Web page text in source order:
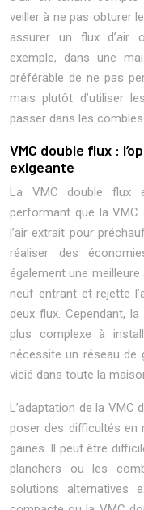
veiller à ne pas obturer
assurer un flux d’air
exemple, dans une
préférable de ne pas
mais plutôt d’utiliser
passer dans les combles.
VMC double flux :
exigeante
La VMC double flux
performant que la VMC
l’air extrait pour
réaliser des
également une
neuf entrant et rejette
deux flux. Cependant,
plus complexe à
nécessite un réseau de
vicié dans toute la
L’adaptation de la VMC
poser des difficultés en
gaines. Il peut être
planchers ou les
solutions alternatives